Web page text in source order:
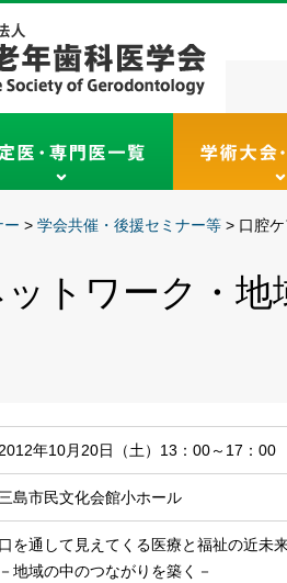
ー > 学会共催・後援セミナー等 > 口腔
トワーク・
2012年10月20日（土）13：00～17：00
三島市民文化会館小ホール
口を通して見えてくる医療と福祉の近未
－地域の中のつながりを築く－